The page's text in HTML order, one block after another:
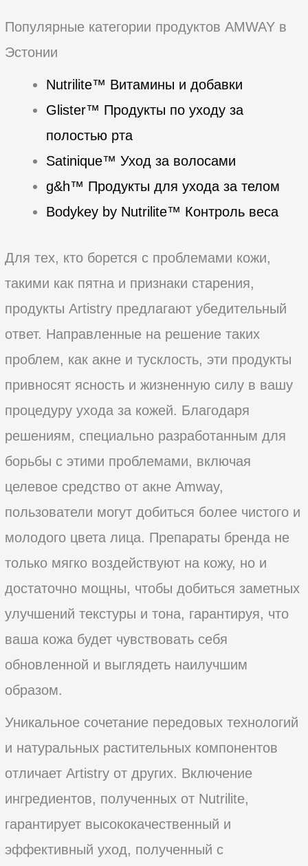
Популярные категории продуктов AMWAY в
Эстонии
Nutrilite™ Витамины и добавки
Glister™ Продукты по уходу за
полостью рта
Satinique™ Уход за волосами
g&h™ Продукты для ухода за телом
Bodykey by Nutrilite™ Контроль веса
Для тех, кто борется с проблемами кожи,
такими как пятна и признаки старения,
продукты Artistry предлагают убедительный
ответ. Направленные на решение таких
проблем, как акне и тусклость, эти продукты
привносят ясность и жизненную силу в вашу
процедуру ухода за кожей. Благодаря
решениям, специально разработанным для
борьбы с этими проблемами, включая
целевое средство от акне Amway,
пользователи могут добиться более чистого и
молодого цвета лица. Препараты бренда не
только мягко воздействуют на кожу, но и
достаточно мощны, чтобы добиться заметных
улучшений текстуры и тона, гарантируя, что
ваша кожа будет чувствовать себя
обновленной и выглядеть наилучшим
образом.
Уникальное сочетание передовых технологий
и натуральных растительных компонентов
отличает Artistry от других. Включение
ингредиентов, полученных от Nutrilite,
гарантирует высококачественный и
эффективный уход, полученный с